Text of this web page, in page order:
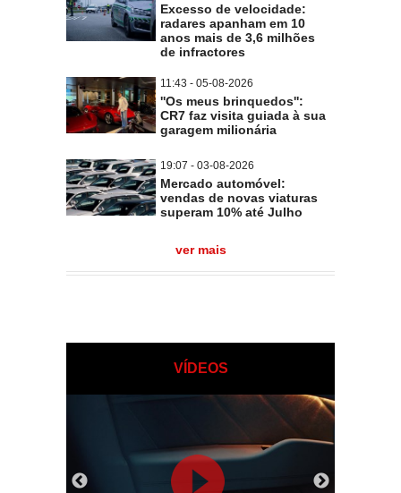
Excesso de velocidade:
radares apanham em 10
anos mais de 3,6 milhões
de infractores
11:43 - 05-08-2026
''Os meus brinquedos'':
CR7 faz visita guiada à sua
garagem milionária
19:07 - 03-08-2026
Mercado automóvel:
vendas de novas viaturas
superam 10% até Julho
ver mais
VÍDEOS